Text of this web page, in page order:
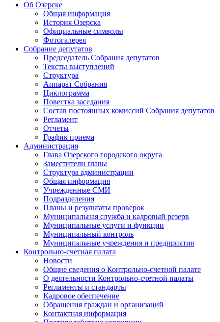
Об Озерске
Общая информация
История Озерска
Официальные символы
Фотогалерея
Собрание депутатов
Председатель Собрания депутатов
Тексты выступлений
Структура
Аппарат Собрания
Циклограмма
Повестка заседания
Состав постоянных комиссий Собрания депутатов
Регламент
Отчеты
График приема
Администрация
Глава Озерского городского округа
Заместители главы
Структура администрации
Общая информация
Учрежденные СМИ
Подразделения
Планы и результаты проверок
Муниципальная служба и кадровый резерв
Муниципальные услуги и функции
Муниципальный контроль
Муниципальные учреждения и предприятия
Контрольно-счетная палата
Новости
Общие сведения о Контрольно-счетной палате
О деятельности Контрольно-счетной палаты
Регламенты и стандарты
Кадровое обеспечение
Обращения граждан и организаций
Контактная информация